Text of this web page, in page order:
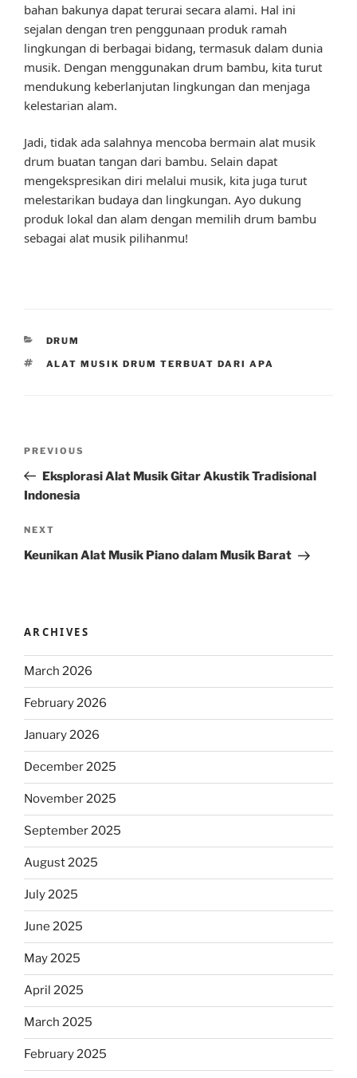
bahan bakunya dapat terurai secara alami. Hal ini
sejalan dengan tren penggunaan produk ramah
lingkungan di berbagai bidang, termasuk dalam dunia
musik. Dengan menggunakan drum bambu, kita turut
mendukung keberlanjutan lingkungan dan menjaga
kelestarian alam.
Jadi, tidak ada salahnya mencoba bermain alat musik
drum buatan tangan dari bambu. Selain dapat
mengekspresikan diri melalui musik, kita juga turut
melestarikan budaya dan lingkungan. Ayo dukung
produk lokal dan alam dengan memilih drum bambu
sebagai alat musik pilihanmu!
CATEGORIES
DRUM
TAGS
ALAT MUSIK DRUM TERBUAT DARI APA
Previous
Post
PREVIOUS
Eksplorasi Alat Musik Gitar Akustik Tradisional
Indonesia
Next
Post
NEXT
Keunikan Alat Musik Piano dalam Musik Barat
ARCHIVES
March 2026
February 2026
January 2026
December 2025
November 2025
September 2025
August 2025
July 2025
June 2025
May 2025
April 2025
March 2025
February 2025